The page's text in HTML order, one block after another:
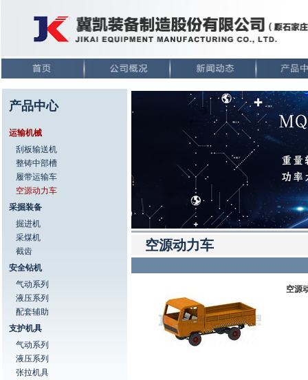
产品中心
运输机械
刮板输送机
整铸中部槽
履带运输车
空源动力车
采掘装备
掘进机
采煤机
截齿
安全钻机
气动系列
液压系列
配套辅助
支护机具
气动系列
液压系列
张拉机具
空源动力车
空源